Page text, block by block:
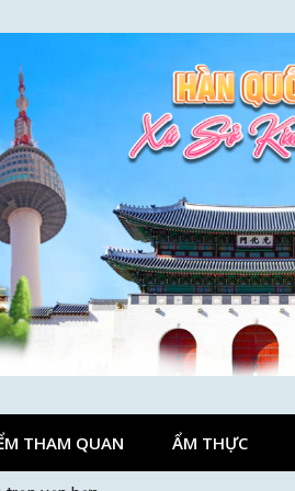
THAM QUAN ẨM THỰC